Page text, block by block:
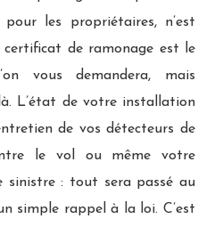
les propriétaires, n’est
certificat de ramonage est le
vous demandera, mais
L’état de votre installation
de vos détecteurs de
le vol ou même votre
sinistre : tout sera passé au
simple rappel à la loi. C’est